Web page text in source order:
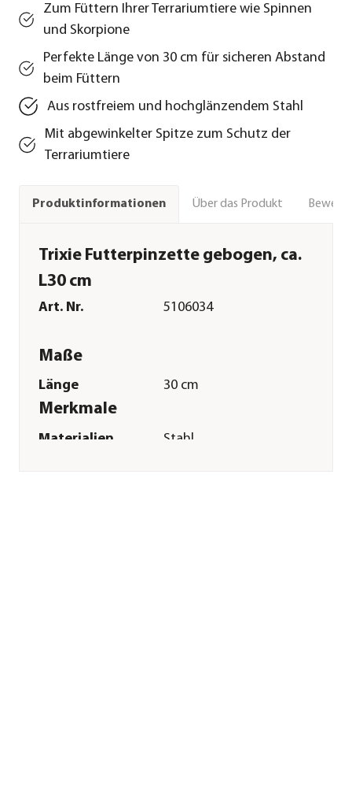
Zum Füttern Ihrer Terrariumtiere wie Spinnen
und Skorpione
Perfekte Länge von 30 cm für sicheren Abstand
beim Füttern
Aus rostfreiem und hochglänzendem Stahl
Mit abgewinkelter Spitze zum Schutz der
Terrariumtiere
Produktinformationen Über das Produkt
Trixie Futterpinzette gebogen, ca.
L30 cm
Art. Nr. 5106034
Maße
Länge 30 cm
Merkmale
Materialien Stahl